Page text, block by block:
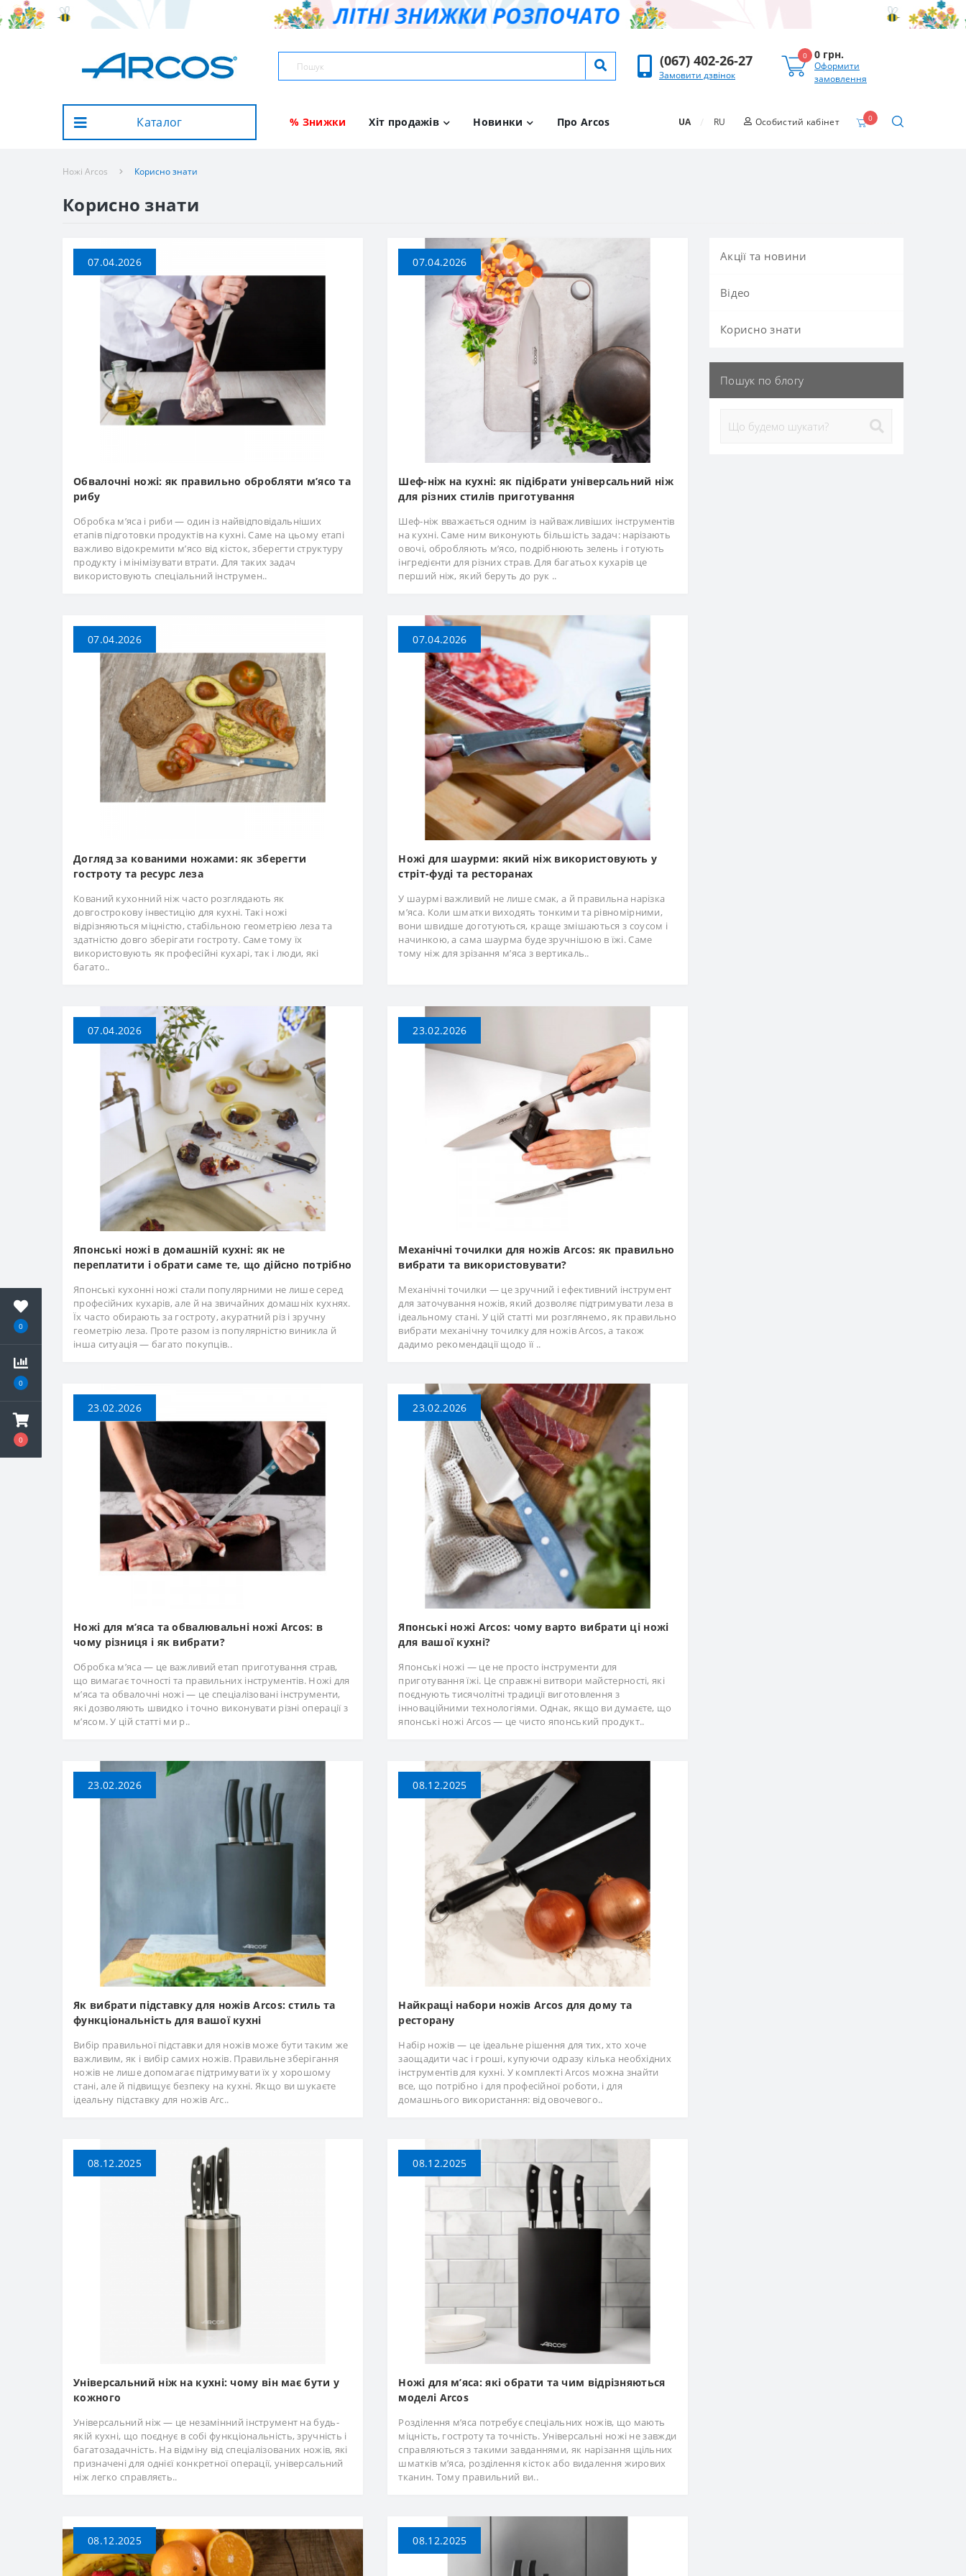
0
0
0
(067) 402-26-27
Замовити дзвінок
0 0 грн.
Оформити
замовлення
Каталог % Знижки Хіт продажів Новинки Про Arcos UA / RU Особистий кабінет 0
Ножі Arcos Корисно знати
Корисно знати
07.04.2026
Обвалочні ножі: як правильно обробляти м’ясо та
рибу
Обробка м’яса і риби — один із найвідповідальніших
етапів підготовки продуктів на кухні. Саме на цьому етапі
важливо відокремити м’ясо від кісток, зберегти структуру
продукту і мінімізувати втрати. Для таких задач
використовують спеціальний інструмен..
07.04.2026
Шеф-ніж на кухні: як підібрати універсальний ніж
для різних стилів приготування
Шеф-ніж вважається одним із найважливіших інструментів
на кухні. Саме ним виконують більшість задач: нарізають
овочі, обробляють м’ясо, подрібнюють зелень і готують
інгредієнти для різних страв. Для багатьох кухарів це
перший ніж, який беруть до рук ..
07.04.2026
Догляд за кованими ножами: як зберегти
гостроту та ресурс леза
Кований кухонний ніж часто розглядають як
довгострокову інвестицію для кухні. Такі ножі
відрізняються міцністю, стабільною геометрією леза та
здатністю довго зберігати гостроту. Саме тому їх
використовують як професійні кухарі, так і люди, які
багато..
07.04.2026
Ножі для шаурми: який ніж використовують у
стріт-фуді та ресторанах
У шаурмі важливий не лише смак, а й правильна нарізка
м’яса. Коли шматки виходять тонкими та рівномірними,
вони швидше доготуються, краще змішаються з соусом і
начинкою, а сама шаурма буде зручнішою в їжі. Саме
тому ніж для зрізання м’яса з вертикаль..
07.04.2026
Японські ножі в домашній кухні: як не
переплатити і обрати саме те, що дійсно потрібно
Японські кухонні ножі стали популярними не лише серед
професійних кухарів, але й на звичайних домашніх кухнях.
Їх часто обирають за гостроту, акуратний різ і зручну
геометрію леза. Проте разом із популярністю виникла й
інша ситуація — багато покупців..
23.02.2026
Механічні точилки для ножів Arcos: як правильно
вибрати та використовувати?
Механічні точилки — це зручний і ефективний інструмент
для заточування ножів, який дозволяє підтримувати леза в
ідеальному стані. У цій статті ми розглянемо, як правильно
вибрати механічну точилку для ножів Arcos, а також
дадимо рекомендації щодо її ..
23.02.2026
Ножі для м’яса та обвалювальні ножі Arcos: в
чому різниця і як вибрати?
Обробка м’яса — це важливий етап приготування страв,
що вимагає точності та правильних інструментів. Ножі для
м’яса та обвалочні ножі — це спеціалізовані інструменти,
які дозволяють швидко і точно виконувати різні операції з
м’ясом. У цій статті ми р..
23.02.2026
Японські ножі Arcos: чому варто вибрати ці ножі
для вашої кухні?
Японські ножі — це не просто інструменти для
приготування їжі. Це справжні витвори майстерності, які
поєднують тисячолітні традиції виготовлення з
інноваційними технологіями. Однак, якщо ви думаєте, що
японські ножі Arcos — це чисто японський продукт..
23.02.2026
Як вибрати підставку для ножів Arcos: стиль та
функціональність для вашої кухні
Вибір правильної підставки для ножів може бути таким же
важливим, як і вибір самих ножів. Правильне зберігання
ножів не лише допомагає підтримувати їх у хорошому
стані, але й підвищує безпеку на кухні. Якщо ви шукаєте
ідеальну підставку для ножів Arc..
08.12.2025
Найкращі набори ножів Arcos для дому та
ресторану
Набір ножів — це ідеальне рішення для тих, хто хоче
заощадити час і гроші, купуючи одразу кілька необхідних
інструментів для кухні. У комплекті Arcos можна знайти
все, що потрібно і для професійної роботи, і для
домашнього використання: від овочевого..
08.12.2025
Універсальний ніж на кухні: чому він має бути у
кожного
Універсальний ніж — це незамінний інструмент на будь-
якій кухні, що поєднує в собі функціональність, зручність і
багатозадачність. На відміну від спеціалізованих ножів, які
призначені для однієї конкретної операції, універсальний
ніж легко справляєть..
08.12.2025
Ножі для м’яса: які обрати та чим відрізняються
моделі Arcos
Розділення м’яса потребує спеціальних ножів, що мають
міцність, гостроту та точність. Універсальні ножі не завжди
справляються з такими завданнями, як нарізання щільних
шматків м’яса, розділення кісток або видалення жирових
тканин. Тому правильний ви..
08.12.2025 08.12.2025
Акції та новини
Вiдео
Корисно знати
Пошук по блогу